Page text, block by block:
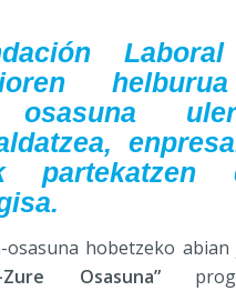
ren
partekatzen
osasuna hobetzeko
Osasuna”